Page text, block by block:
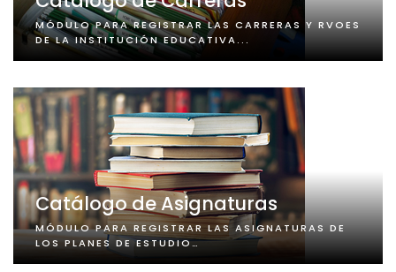
MÓDULO PARA REGISTRAR LAS CARRERAS Y RVOES
DE LA INSTITUCIÓN EDUCATIVA...
Catálogo de Asignaturas
MÓDULO PARA REGISTRAR LAS ASIGNATURAS DE
LOS PLANES DE ESTUDIO…